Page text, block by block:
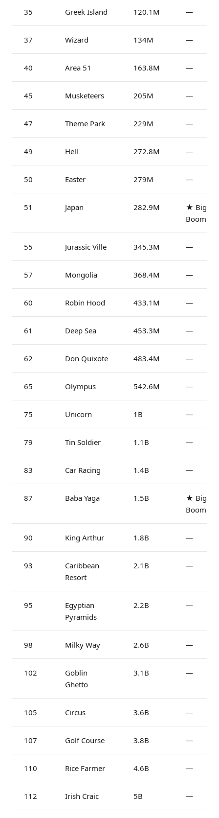
35 Greek Island 120.1M —
37 Wizard 134M —
40 Area 51 163.8M —
45 Musketeers 205M —
47 Theme Park 229M —
49 Hell 272.8M —
50 Easter 279M —
51 Japan 282.9M
★ Big
Boom
55 Jurassic Ville 345.3M —
57 Mongolia 368.4M —
60 Robin Hood 433.1M —
61 Deep Sea 453.3M —
62 Don Quixote 483.4M —
65 Olympus 542.6M —
75 Unicorn 1B —
79 Tin Soldier 1.1B —
83 Car Racing 1.4B —
87 Baba Yaga 1.5B
★ Big
Boom
90 King Arthur 1.8B —
93
Caribbean
Resort
2.1B —
95
Egyptian
Pyramids
2.2B —
98 Milky Way 2.6B —
102
Goblin
Ghetto
3.1B —
105 Circus 3.6B —
107 Golf Course 3.8B —
110 Rice Farmer 4.6B —
112 Irish Craic 5B —